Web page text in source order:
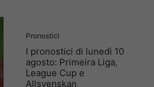
Pronostici
I pronostici di lunedì 10
agosto: Primeira Liga,
League Cup e
Allsvenskan